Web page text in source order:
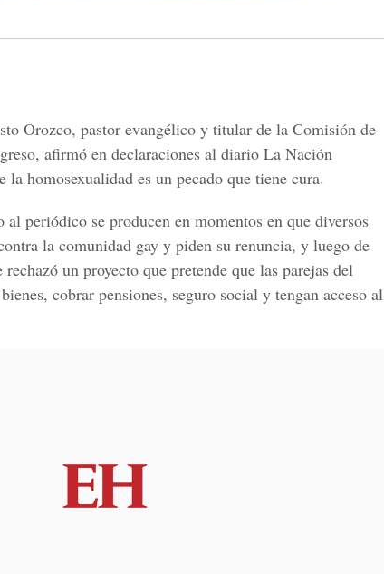
Orozco, pastor evangélico y titular de la Comisión de
afirmó en declaraciones al diario La Nación
la homosexualidad es un pecado que tiene cura.
al periódico se producen en momentos en que diversos
la comunidad gay y piden su renuncia, y luego de
un proyecto que pretende que las parejas del
cobrar pensiones, seguro social y tengan acceso al